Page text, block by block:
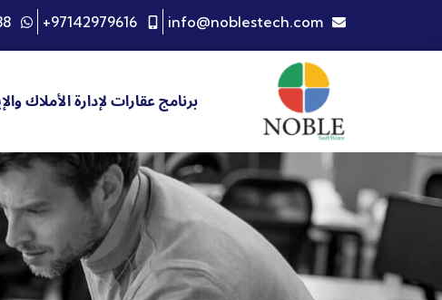
info@noblestech.com
+97142979616
برنامج عقارات لإدارة الأملاك